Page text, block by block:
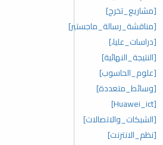
[مشاريع_تخرج]
[مناقشة_رسالة_ماجستير]
[دراسات_عليا،]
[النتيجة_النهائية]
[علوم_الحاسوب]
[وسائط_متعددة]
[Huawei_ict]
[الشبكات_والاتصالات]
[نظم_الانترنت]